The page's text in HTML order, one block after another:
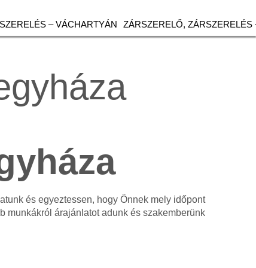
– VÁCHARTYÁN ZÁRSZERELŐ, ZÁRSZERELÉS
és egyeztessen, hogy Önnek mely időpont
munkákról árajánlatot adunk és szakemberünk